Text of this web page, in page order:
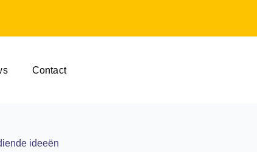
Contact
ideeën